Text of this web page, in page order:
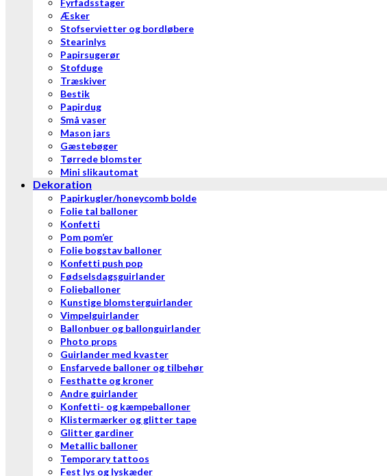
Fyrfadsstager
Æsker
Stofservietter og bordløbere
Stearinlys
Papirsugerør
Stofduge
Træskiver
Bestik
Papirdug
Små vaser
Mason jars
Gæstebøger
Tørrede blomster
Mini slikautomat
Dekoration
Papirkugler/honeycomb bolde
Folie tal balloner
Konfetti
Pom pom’er
Folie bogstav balloner
Konfetti push pop
Fødselsdagsguirlander
Folieballoner
Kunstige blomsterguirlander
Vimpelguirlander
Ballonbuer og ballonguirlander
Photo props
Guirlander med kvaster
Ensfarvede balloner og tilbehør
Festhatte og kroner
Andre guirlander
Konfetti- og kæmpeballoner
Klistermærker og glitter tape
Glitter gardiner
Metallic balloner
Temporary tattoos
Fest lys og lyskæder